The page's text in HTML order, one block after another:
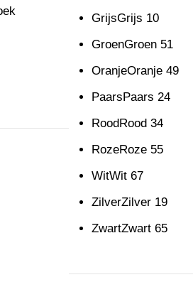
GrijsGrijs 10
GroenGroen 51
OranjeOranje 49
PaarsPaars 24
RoodRood 34
RozeRoze 55
WitWit 67
ZilverZilver 19
ZwartZwart 65